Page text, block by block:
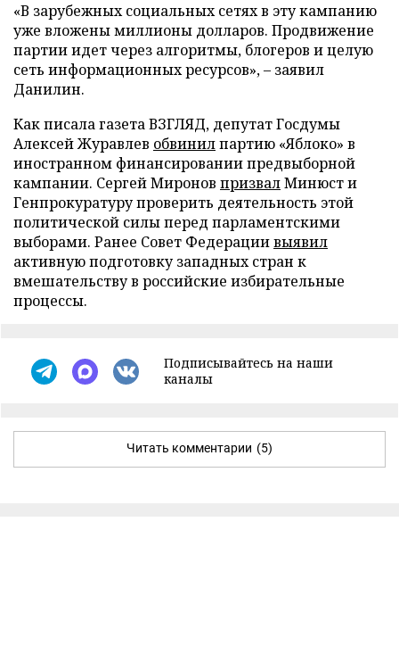
«В зарубежных социальных сетях в эту кампанию
уже вложены миллионы долларов. Продвижение
партии идет через алгоритмы, блогеров и целую
сеть информационных ресурсов», – заявил
Данилин.
Как писала газета ВЗГЛЯД, депутат Госдумы
Алексей Журавлев обвинилпартию «Яблоко» в
иностранном финансировании предвыборной
кампании. Сергей Миронов призвалМинюст и
Генпрокуратуру проверить деятельность этой
политической силы перед парламентскими
выборами. Ранее Совет Федерациивыявил
активную подготовку западных стран к
вмешательству в российские избирательные
процессы.
Подписывайтесь на наши
каналы
Читать комментарии (5)